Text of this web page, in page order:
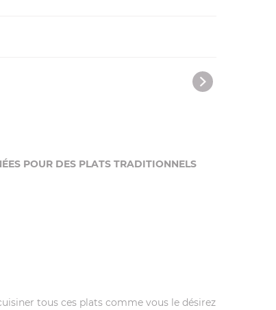
POUR DES PLATS TRADITIONNELS
tous ces plats comme vous le désirez